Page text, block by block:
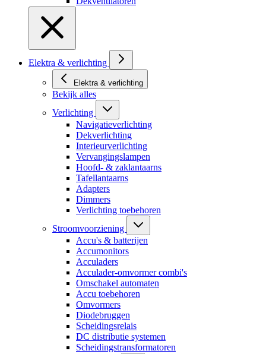
Elektra & verlichting
Elektra & verlichting
Bekijk alles
Verlichting
Navigatieverlichting
Dekverlichting
Interieurverlichting
Vervangingslampen
Hoofd- & zaklantaarns
Tafellantaarns
Adapters
Dimmers
Verlichting toebehoren
Stroomvoorziening
Accu's & batterijen
Accumonitors
Acculaders
Acculader-omvormer combi's
Omschakel automaten
Accu toebehoren
Omvormers
Diodebruggen
Scheidingsrelais
DC distributie systemen
Scheidingstransformatoren